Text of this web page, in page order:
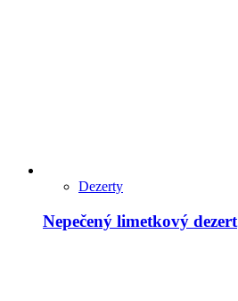
Dezerty
Nepečený limetkový dezert